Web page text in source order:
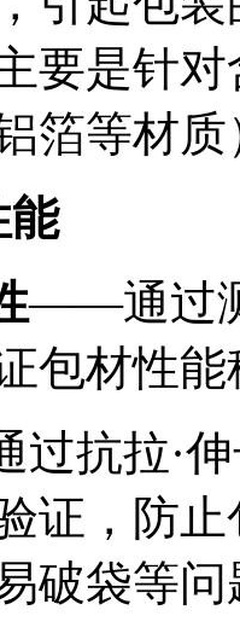
要是针
箔等材质
能
——通过
包材性
抗拉·伸
证，防
破袋等问